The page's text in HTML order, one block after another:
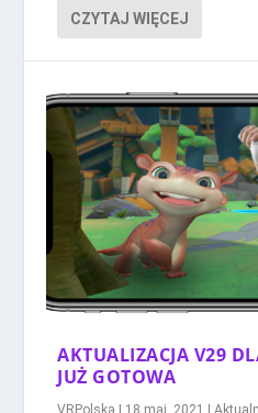
CZYTAJ WIĘCEJ
AKTUALIZACJA V29
JUŻ GOTOWA